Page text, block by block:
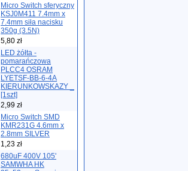
Micro Switch sferyczny
KSJ0M411 7.4mm x
7.4mm siła nacisku
350g (3.5N)
5,80 zł
LED żółta -
pomarańczowa
PLCC4 OSRAM
LYETSF-BB-6-4A
KIERUNKOWSKAZY _
[1szt]
2,99 zł
Micro Switch SMD
KMR231G 4.6mm x
2.8mm SILVER
1,23 zł
680uF 400V 105'
SAMWHA HK